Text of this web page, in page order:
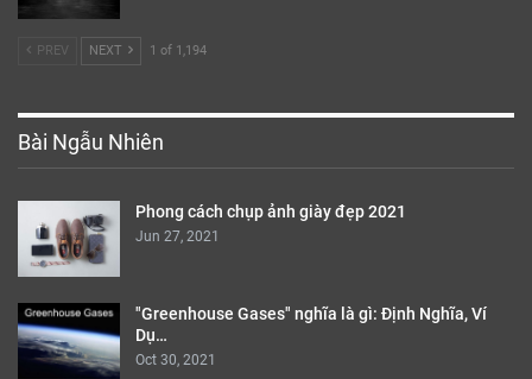
PREV NEXT 1 of 1,194
Bài Ngẫu Nhiên
Phong cách chụp ảnh giày đẹp 2021
Jun 27, 2021
"Greenhouse Gases" nghĩa là gì: Định Nghĩa, Ví
Dụ…
Oct 30, 2021